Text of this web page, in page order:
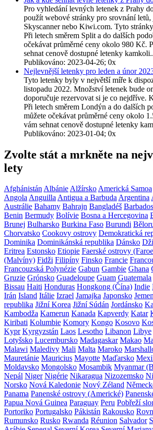
Pro vyhledání levných letenek z Prahy
použít webové stránky pro srovnání
Skyscanner nebo Kiwi.com. Tyto
Při letech směrem Split a do dalších
očekávat průměrné ceny okolo 980 Kč.
sehnat cenově dostupné letenky
Publikováno: 2023-04-26; 0x
Nejlevnější letenky pro leden a únor
Tyto letenky byly v největší míře k
listopadu 2022. Množství letenek bude
doporučuje rezervovat si je co nejdříve.
Při letech směrem Londýn a do dalších
můžete očekávat průměrné ceny okolo
vám sehnat cenově dostupné letenky
Publikováno: 2023-01-04; 0x
Zvolte stát a mrkněte na
lety
AfghánistánAlbánieAlžírskoAmerická Samoa
AngolaAnguillaAntigua a BarbudaArgentina
Austrálie Bahamy Bahrajn Bangladéš Barbados
Benin Bermudy Bolívie Bosna a Hercegovina
Brunej Bulharsko Burkina Faso Burundi
Chorvatsko Cookovy ostrovy Demokratická
Dominika Dominikánská republika Dánsko
Eritrea Estonsko Etiopie Faerské ostrovy
(Malvíny) Fidži Filipíny Finsko Francie
Francouzská Polynézie Gabun Gambie Ghana
Gruzie Grónsko Guadeloupe Guam Guatemala
Bissau Haiti Honduras Hongkong (Čína) Indie
Irán Island Itálie Izrael Jamajka Japonsko
republika Jižní Korea Jižní Súdán Jordánsko
Kambodža Kamerun Kanada Kapverdy Katar
Kiribati Kolumbie Komory Kongo Kosovo
Kypr Kyrgyzstán Laos Lesotho Libanon Libye
Lotyšsko Lucembursko Madagaskar Makao
Malawi Maledivy Mali Malta Maroko
Mauretánie Mauricius Mayotte Maďarsko
Moldavsko Mongolsko Mosambik Myanmar
Nepál Niger Nigérie Nikaragua Nizozemsko
Norsko Nová Kaledonie Nový Zéland
Panama Panenské ostrovy (Americké)
Papua Nová Guinea Paraguay Peru Pobřeží
Portoriko Portugalsko Pákistán Rakousko
Rumunsko Rusko Rwanda Réunion Salvador